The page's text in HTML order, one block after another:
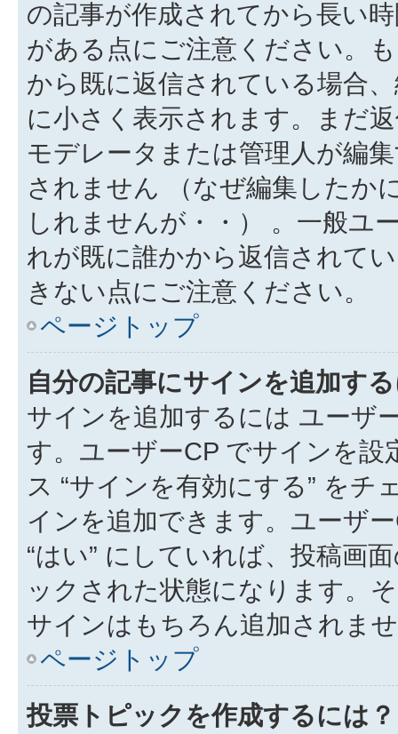
の記事が作成されてから長い
がある点にご注意ください。
から既に返信されている場合
に小さく表示されます。まだ
モデレータまたは管理人が編
されません （なぜ編集したか
しれませんが・・） 。一般ユ
れが既に誰かから返信されて
きない点にご注意ください。
ページトップ
自分の記事にサインを追加す
サインを追加するには ユーザ
す。ユーザーCP でサインを
ス “サインを有効にする” を
インを追加できます。ユーザ
“はい” にしていれば、投稿画
ックされた状態になります。
サインはもちろん追加されま
ページトップ
投票トピックを作成するには？